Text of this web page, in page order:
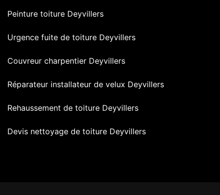
Peinture toiture Deyvillers
Urgence fuite de toiture Deyvillers
Couvreur charpentier Deyvillers
Réparateur installateur de velux Deyvillers
Rehaussement de toiture Deyvillers
Devis nettoyage de toiture Deyvillers